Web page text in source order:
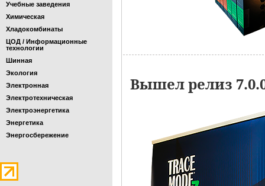
Учебные заведения
Химическая
Хладокомбинаты
ЦОД / Информационные
технологии
Шинная
Экология
Электронная
Электротехническая
Электроэнергетика
Энергетика
Энергосбережение
Вышел релиз